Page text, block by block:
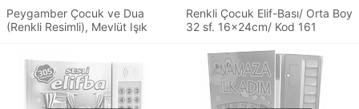
Peygamber Çocuk ve Dua
(Renkli Resimli), Mevlüt Işık
Renkli Çocuk Elif-Bası/ Orta Boy
32 sf. 16x24cm/ Kod 161